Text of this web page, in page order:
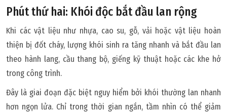
Phút thứ hai: Khói độc bắt đầu lan rộng
Khi các vật liệu như nhựa, cao su, gỗ, vải hoặc vật liệu hoàn
thiện bị đốt cháy, lượng khói sinh ra tăng nhanh và bắt đầu lan
theo hành lang, cầu thang bộ, giếng kỹ thuật hoặc các khe hở
trong công trình.
Đây là giai đoạn đặc biệt nguy hiểm bởi khói thường lan nhanh
hơn ngọn lửa. Chỉ trong thời gian ngắn, tầm nhìn có thể giảm